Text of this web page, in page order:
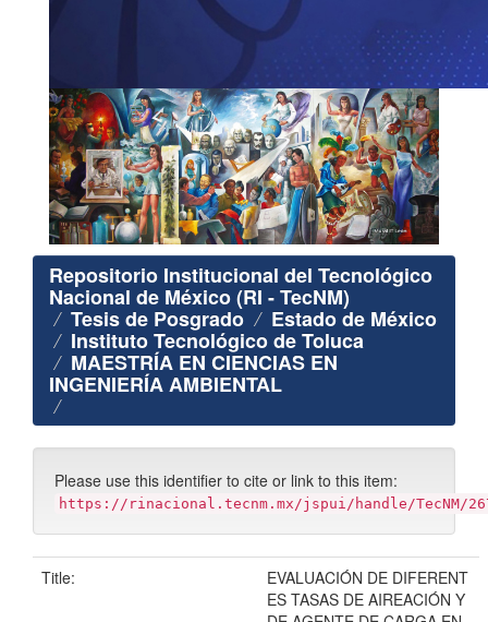
Repositorio Institucional del Tecnológico
Nacional de México (RI - TecNM)
Tesis de Posgrado Estado de México
Instituto Tecnológico de Toluca
MAESTRÍA EN CIENCIAS EN
INGENIERÍA AMBIENTAL
Please use this identifier to cite or link to this item:
https://rinacional.tecnm.mx/jspui/handle/TecNM/
Title:
EVALUACIÓN DE DIFERENT
ES TASAS DE AIREACIÓN Y